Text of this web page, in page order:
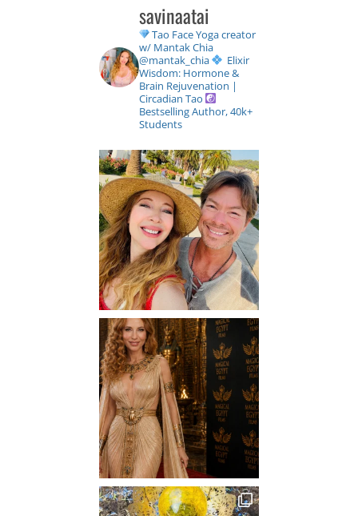
savinaatai
Tao Face Yoga creator
w/ Mantak Chia
@mantak_chia
Elixir
Wisdom: Hormone &
Brain Rejuvenation |
Circadian Tao
Bestselling Author, 40k+
Students